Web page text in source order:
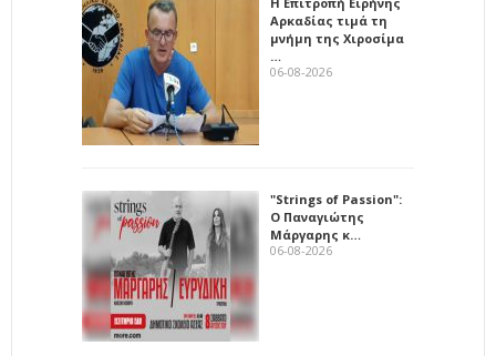
Αρκαδίας τιμά τη
μνήμη της Χιροσίμα
…
06-08-2026
"Strings of Passion":
Ο Παναγιώτης
Μάργαρης κ…
06-08-2026